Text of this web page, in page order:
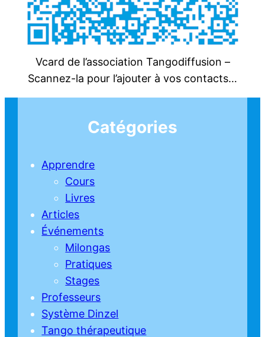
Vcard de l’association Tangodiffusion –
Scannez-la pour l’ajouter à vos contacts…
Catégories
Apprendre
Cours
Livres
Articles
Événements
Milongas
Pratiques
Stages
Professeurs
Système Dinzel
Tango thérapeutique